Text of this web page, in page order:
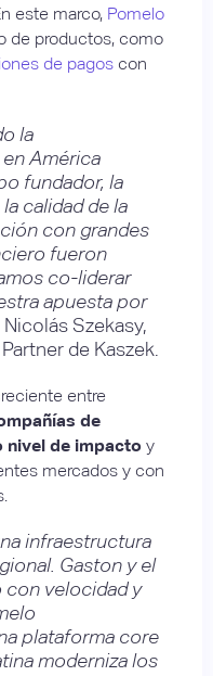
este marco, Pomelo
de productos, como
de pagos con
la
América
fundador, la
calidad de la
con grandes
fueron
co-liderar
apuesta por
Szekasy,
de Kaszek.
entre
de
nivel de impacto y
mercados y con
infraestructura
Gaston y el
con velocidad y
plataforma core
moderniza los